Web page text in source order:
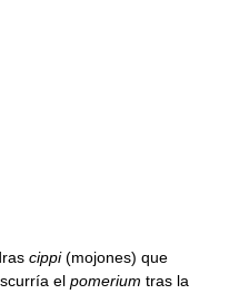
cippi(mojones) que
el pomerium tras la